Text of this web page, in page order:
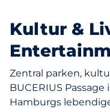
Kultur &
Zentral parken,
BUCERIUS
Hamburgs
NICA Jazz